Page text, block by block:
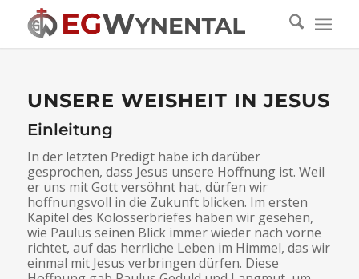
UNSERE WEISHEIT IN JESUS
Einleitung
In der letzten Predigt habe ich darüber
gesprochen, dass Jesus unsere Hoffnung ist. Weil
er uns mit Gott versöhnt hat, dürfen wir
hoffnungsvoll in die Zukunft blicken. Im ersten
Kapitel des Kolosserbriefes haben wir gesehen,
wie Paulus seinen Blick immer wieder nach vorne
richtet, auf das herrliche Leben im Himmel, das wir
einmal mit Jesus verbringen dürfen. Diese